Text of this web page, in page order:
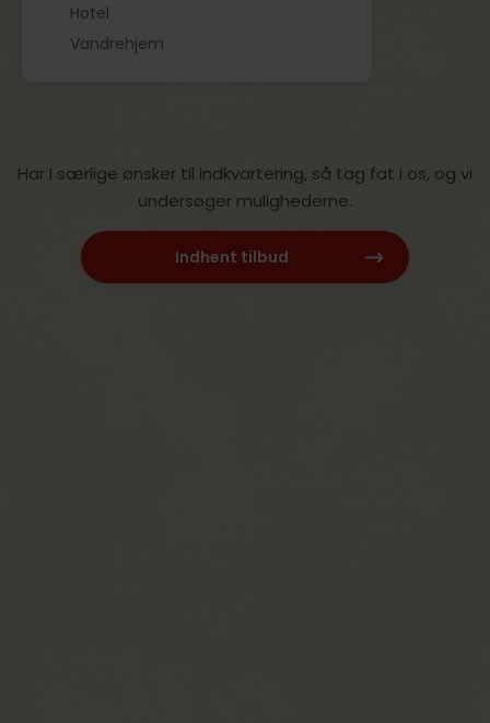
Hotel
Vandrehjem
Har I særlige ønsker til indkvartering, så tag fat i os, og vi
undersøger mulighederne.
Indhent tilbud